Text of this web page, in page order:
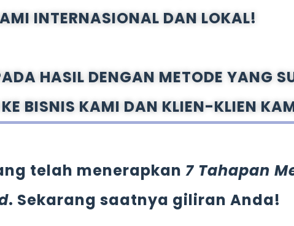
INTERNASIONAL DAN LOKAL!
HASIL DENGAN METODE YANG
BISNIS KAMI DAN KLIEN-KLIEN
telah menerapkan 7 Tahapan
. Sekarang saatnya giliran Anda!